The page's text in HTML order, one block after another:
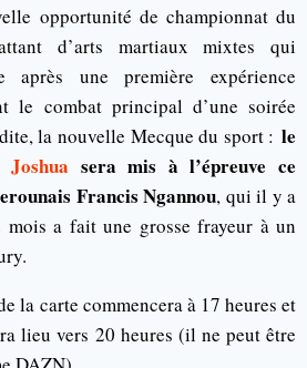
opportunité de championnat du
d’arts martiaux mixtes qui
une première expérience
le combat principal d’une soirée
la nouvelle Mecque du sport : le
Joshua sera mis à l’épreuve ce
Francis Ngannou, qui il y a
a fait une grosse frayeur à un
la carte commencera à 17 heures et
lieu vers 20 heures (il ne peut être